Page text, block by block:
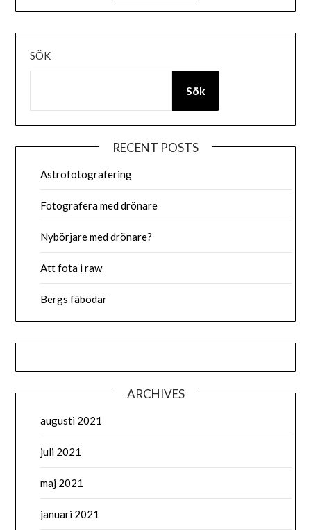
SÖK
Sök
RECENT POSTS
Astrofotografering
Fotografera med drönare
Nybörjare med drönare?
Att fota i raw
Bergs fäbodar
ARCHIVES
augusti 2021
juli 2021
maj 2021
januari 2021